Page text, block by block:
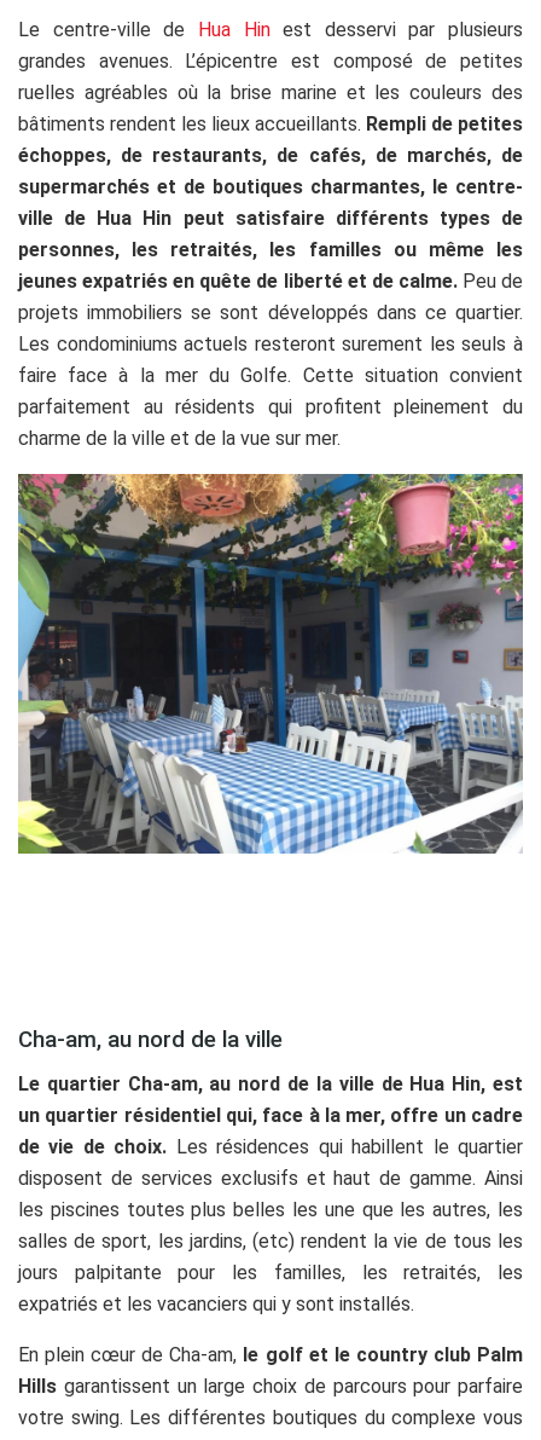
Le centre-ville de Hua Hinest desservi par plusieurs
grandes avenues. L’épicentre est composé de petites
ruelles agréables où la brise marine et les couleurs des
bâtiments rendent les lieux accueillants. Rempli de petites
échoppes, de restaurants, de cafés, de marchés, de
supermarchés et de boutiques charmantes, le centre-
ville de Hua Hin peut satisfaire différents types de
personnes, les retraités, les familles ou même les
jeunes expatriés en quête de liberté et de calme.Peu de
projets immobiliers se sont développés dans ce quartier.
Les condominiums actuels resteront surement les seuls à
faire face à la mer du Golfe. Cette situation convient
parfaitement au résidents qui profitent pleinement du
charme de la ville et de la vue sur mer.
Cha-am, au nord de la ville
Le quartier Cha-am, au nord de la ville de Hua Hin, est
un quartier résidentiel qui, face à la mer, offre un cadre
de vie de choix. Les résidences qui habillent le quartier
disposent de services exclusifs et haut de gamme. Ainsi
les piscines toutes plus belles les une que les autres, les
salles de sport, les jardins, (etc) rendent la vie de tous les
jours palpitante pour les familles, les retraités, les
expatriés et les vacanciers qui y sont installés.
En plein cœur de Cha-am, le golf et le country club Palm
Hills garantissent un large choix de parcours pour parfaire
votre swing. Les différentes boutiques du complexe vous